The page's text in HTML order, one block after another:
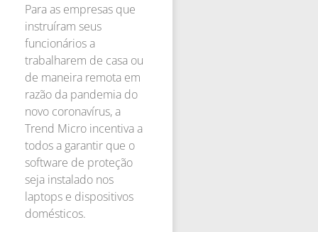
Para as empresas que
instruíram seus
funcionários a
trabalharem de casa ou
de maneira remota em
razão da pandemia do
novo coronavírus, a
Trend Micro incentiva a
todos a garantir que o
software de proteção
seja instalado nos
laptops e dispositivos
domésticos.